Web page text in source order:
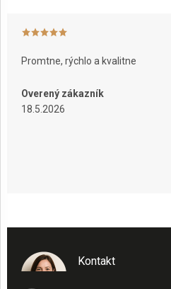
Promtne, rýchlo a kvalitne
Overený zákazník
18.5.2026
Kontakt